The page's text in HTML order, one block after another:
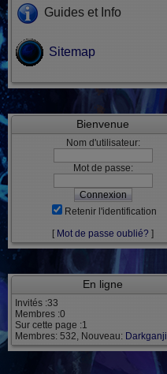
Guides et Info
Sitemap
Bienvenue
Nom d'utilisateur:
Mot de passe:
Retenir l'identification
[ Mot de passe oublié? ]
En ligne
Invités :33
Membres :0
Sur cette page :1
Membres: 532, Nouveau: Darkganji